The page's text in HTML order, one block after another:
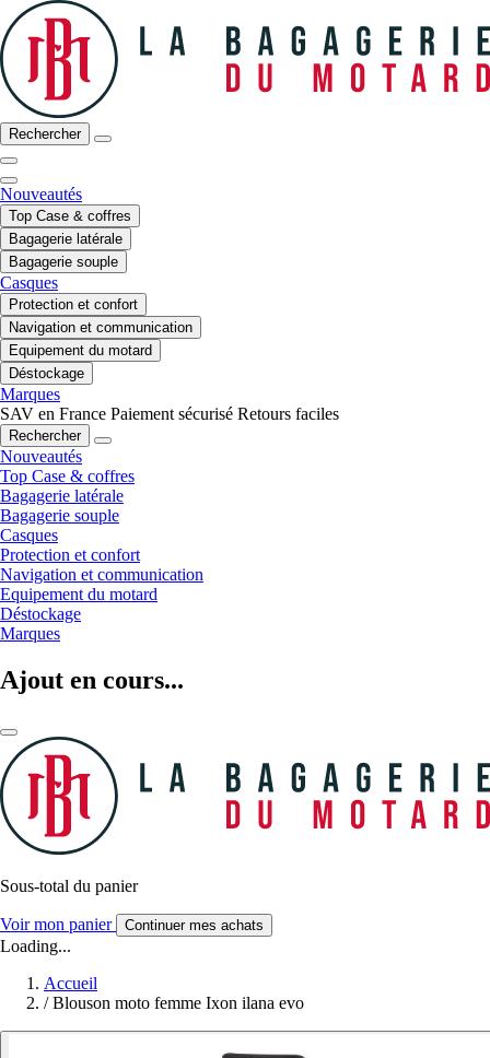
Rechercher
Nouveautés
Top Case & coffres
Bagagerie latérale
Bagagerie souple
Casques
Protection et confort
Navigation et communication
Equipement du motard
Déstockage
Marques
SAV en France Paiement sécurisé Retours faciles
Rechercher
Nouveautés
Top Case & coffres
Bagagerie latérale
Bagagerie souple
Casques
Protection et confort
Navigation et communication
Equipement du motard
Déstockage
Marques
Ajout en cours...
Sous-total du panier
Voir mon panier Continuer mes achats
Loading...
Accueil
/ Blouson moto femme Ixon ilana evo